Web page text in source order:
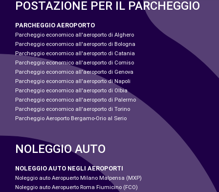
POSTAZIONE PER IL PARCHEGGIO
PARCHEGGIO AEROPORTO
Parcheggio economico all'aeroporto di Alghero
Parcheggio economico all'aeroporto di Bologna
Parcheggio economico all'aeroporto di Catania
Parcheggio economico all'aeroporto di Comiso
Parcheggio economico all'aeroporto di Genova
Parcheggio economico all'aeroporto di Napoli
Parcheggio economico all'aeroporto di Olbia
Parcheggio economico all'aeroporto di Palermo
Parcheggio economico all'aeroporto di Torino
Parcheggio Aeroporto Bergamo-Orio al Serio
NOLEGGIO AUTO
NOLEGGIO AUTO NEGLI AEROPORTI
Noleggio auto Aeropuerto Milano Malpensa (MXP)
Noleggio auto Aeropuerto Roma Fiumicino (FCO)